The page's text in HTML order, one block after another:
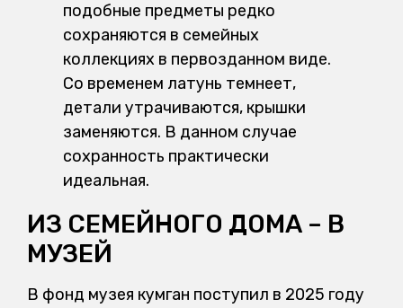
подобные предметы редко
сохраняются в семейных
коллекциях в первозданном виде.
Со временем латунь темнеет,
детали утрачиваются, крышки
заменяются. В данном случае
сохранность практически
идеальная.
ИЗ СЕМЕЙНОГО ДОМА – В
МУЗЕЙ
В фонд музея кумган поступил в 2025 году